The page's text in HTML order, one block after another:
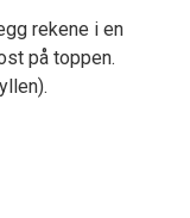
rekene i en
på toppen.